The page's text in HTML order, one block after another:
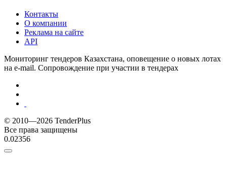
Контакты
О компании
Реклама на сайте
API
Мониторинг тендеров Казахстана, оповещение о новых лотах
на e-mail. Сопровождение при участии в тендерах
© 2010—2026 TenderPlus
Все права защищены
0.02356